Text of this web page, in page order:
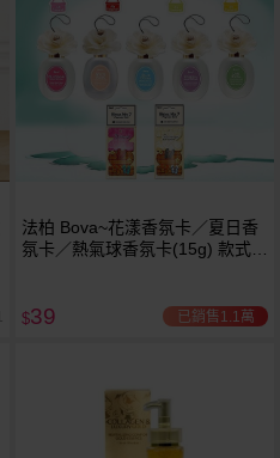
法柏 Bova~花漾香氛卡／夏日香
氛卡／熱氣球香氛卡(15g) 款式可
$39 已銷售1.1萬